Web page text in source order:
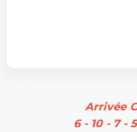
Arrivée
6 - 10 - 7 -